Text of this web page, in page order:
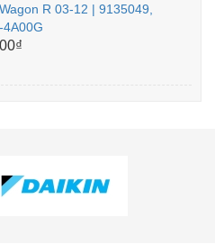
R 03-12 | 9135049,